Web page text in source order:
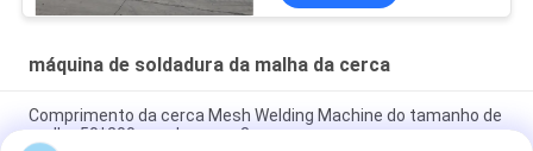
máquina de soldadura da malha da cerca
Comprimento da cerca Mesh Welding Machine do tamanho de
malha 50*200mm da cerca 3m